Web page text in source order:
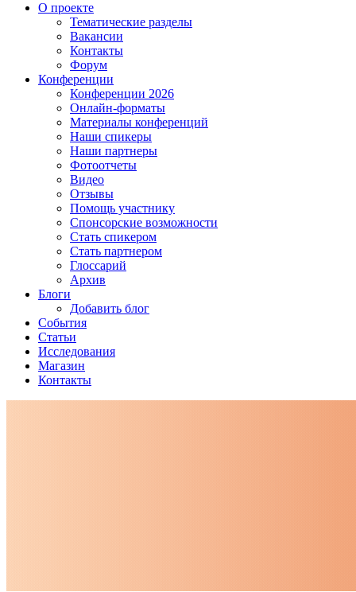
О проекте
Тематические разделы
Вакансии
Контакты
Форум
Конференции
Конференции 2026
Онлайн-форматы
Материалы конференций
Наши спикеры
Наши партнеры
Фотоотчеты
Видео
Отзывы
Помощь участнику
Спонсорские возможности
Стать спикером
Стать партнером
Глоссарий
Архив
Блоги
Добавить блог
События
Статьи
Исследования
Магазин
Контакты